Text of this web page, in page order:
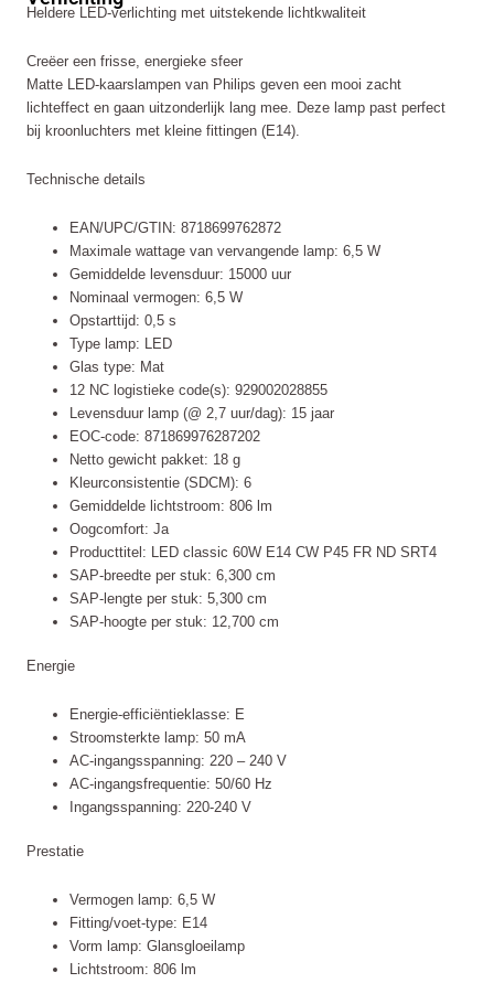
P45
Nd
Rfsrt4
Verlichting
aantal
Heldere LED-verlichting met uitstekende lichtkwaliteit
Creëer een frisse, energieke sfeer
Matte LED-kaarslampen van Philips geven een mooi zacht
lichteffect en gaan uitzonderlijk lang mee. Deze lamp past perfect
bij kroonluchters met kleine fittingen (E14).
Technische details
EAN/UPC/GTIN: 8718699762872
Maximale wattage van vervangende lamp: 6,5 W
Gemiddelde levensduur: 15000 uur
Nominaal vermogen: 6,5 W
Opstarttijd: 0,5 s
Type lamp: LED
Glas type: Mat
12 NC logistieke code(s): 929002028855
Levensduur lamp (@ 2,7 uur/dag): 15 jaar
EOC-code: 871869976287202
Netto gewicht pakket: 18 g
Kleurconsistentie (SDCM): 6
Gemiddelde lichtstroom: 806 lm
Oogcomfort: Ja
Producttitel: LED classic 60W E14 CW P45 FR ND SRT4
SAP-breedte per stuk: 6,300 cm
SAP-lengte per stuk: 5,300 cm
SAP-hoogte per stuk: 12,700 cm
Energie
Energie-efficiëntieklasse: E
Stroomsterkte lamp: 50 mA
AC-ingangsspanning: 220 – 240 V
AC-ingangsfrequentie: 50/60 Hz
Ingangsspanning: 220-240 V
Prestatie
Vermogen lamp: 6,5 W
Fitting/voet-type: E14
Vorm lamp: Glansgloeilamp
Lichtstroom: 806 lm